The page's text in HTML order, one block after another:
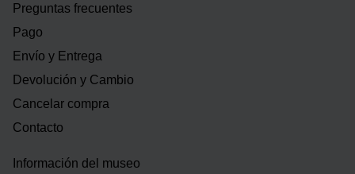
Preguntas frecuentes
Pago
Envío y Entrega
Devolución y Cambio
Cancelar compra
Contacto
Información del museo